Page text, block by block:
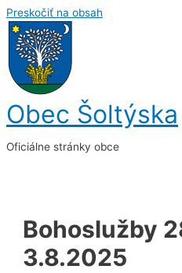
Preskočiť na obsah
Obec Šoltýska
Oficiálne stránky obce
Bohoslužby
3.8.2025